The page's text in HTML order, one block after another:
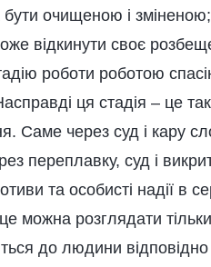
очищеною і зміненою;
відкинути своє
роботи роботою
ця стадія – це
Саме через суд і кару
переплавку, суд і
та особисті надії в
можна розглядати
до людини відповідно